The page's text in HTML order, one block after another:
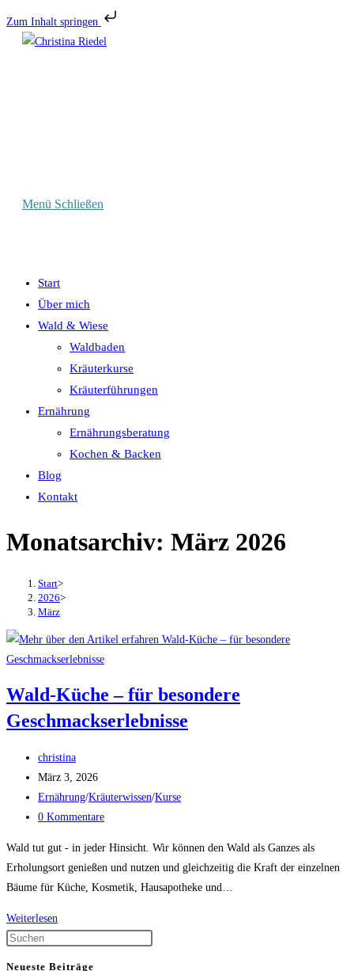
Zum Inhalt springen
Zum
Menü Schließen
Start
Über mich
Wald & Wiese
Waldbaden
Kräuterkurse
Kräuterführungen
Ernährung
Ernährungsberatung
Kochen & Backen
Blog
Kontakt
Monatsarchiv: März 2026
Start>
2026>
März
Wald-Küche – für besondere
Geschmackserlebnisse
Beitrags-
Autor:
christina
Beitrag
veröffentlicht:
März 3, 2026
Beitrags-
Kategorie:
Ernährung/Kräuterwissen/Kurse
Beitrags-
0 Kommentare
Wald tut gut - in jeder Hinsicht. Wir können den Wald als Ganzes als
Erholungsort genießen und nutzen und gleichzeitig die Kraft der einzelnen
Bäume für Küche, Kosmetik, Hausapotheke und…
Weiterlesen
Neueste Beiträge